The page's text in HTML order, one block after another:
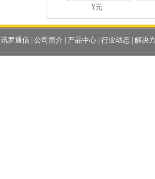
¥元
讯罗通信| 公司简介| 产品中心| 行业动态| 解决